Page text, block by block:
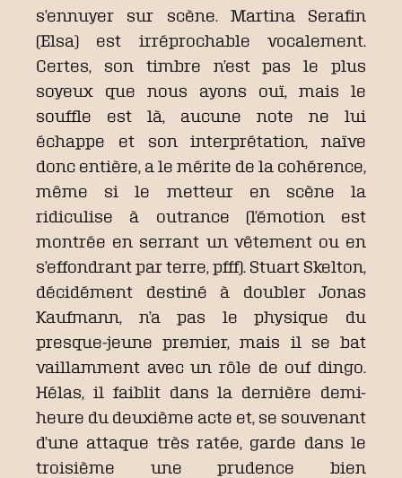
s’ennuyer sur scène. Martina Serafin
(Elsa) est irréprochable vocalement.
Certes, son timbre n’est pas le plus
soyeux que nous ayons ouï, mais le
souffle est là, aucune note ne lui
échappe et son interprétation, naïve
donc entière, a le mérite de la cohérence,
même si le metteur en scène la
ridiculise à outrance (l’émotion est
montrée en serrant un vêtement ou en
s’effondrant par terre, pfff). Stuart Skelton,
décidément destiné à doubler Jonas
Kaufmann, n’a pas le physique du
presque-jeune premier, mais il se bat
vaillamment avec un rôle de ouf dingo.
Hélas, il faiblit dans la dernière demi-
heure du deuxième acte et, se souvenant
d’une attaque très ratée, garde dans le
troisième une prudence bien